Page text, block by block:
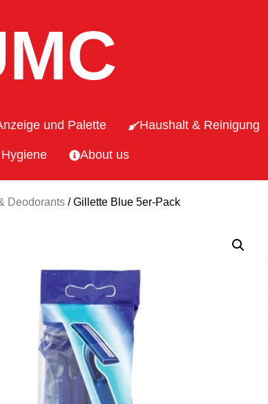
und Palette Haushalt & Reinigung
About us
Deodorants / Gillette Blue 5er-Pack